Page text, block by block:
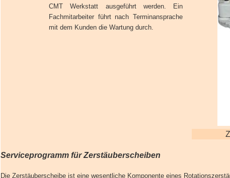
CMT Werkstatt ausgeführt werden. Ein
Fachmitarbeiter führt nach Terminansprache
mit dem Kunden die Wartung durch.
Serviceprogramm für Zerstäuberscheiben
Die Zerstäuberscheibe ist eine wesentliche Komponente eines